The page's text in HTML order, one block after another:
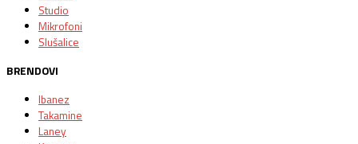
Studio
Mikrofoni
Slušalice
BRENDOVI
Ibanez
Takamine
Laney